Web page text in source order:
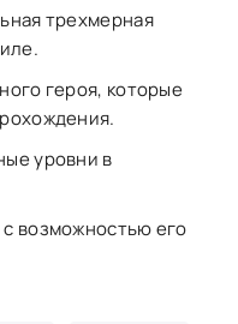
трехмерная
героя, которые
уровни в
возможностью его